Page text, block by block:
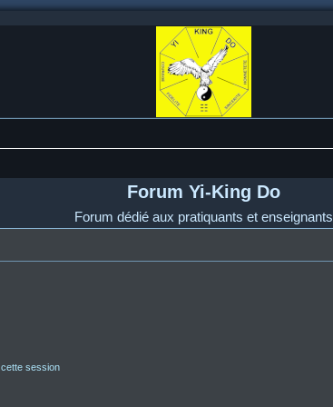
Forum Yi-King Do
Forum dédié aux pratiquants et enseignants
session